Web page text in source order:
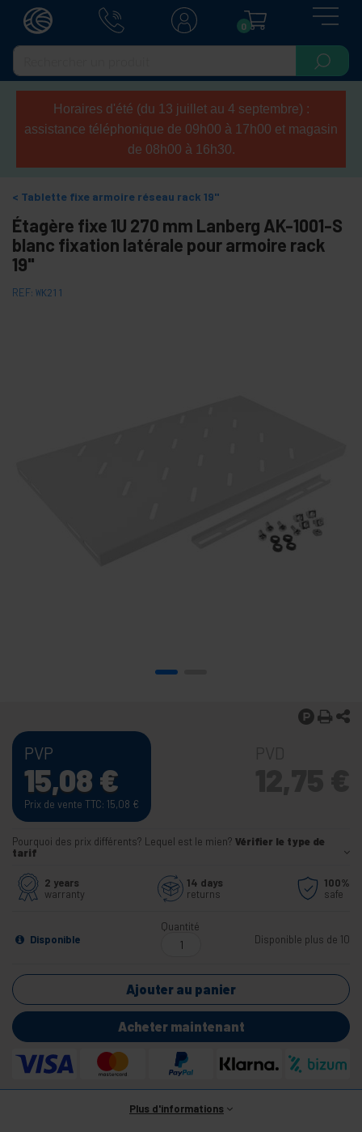
0
Horaires d'été (du 13 juillet au 4 septembre) :
assistance téléphonique de 09h00 à 17h00 et magasin
de 08h00 à 16h30.
Tablette fixe armoire réseau rack 19"
Étagère fixe 1U 270 mm Lanberg AK-1001-S
blanc fixation latérale pour armoire rack
19"
REF: WK211
PVP
15,08 €
Prix de vente TTC: 15,08 €
Pourquoi des prix différents? Lequel est le mien? Vérifier le type de
tarif
2 years
warranty
14 days
returns
100%
safe
Disponible
Quantité
Disponible plus de 10
Ajouter au panier
Acheter maintenant
Plus d'informations